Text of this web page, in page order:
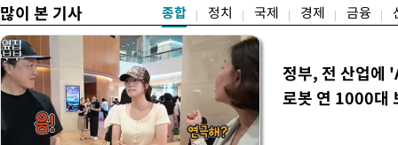
많이 본 기사 종합 정치 국제 경제 금융
정부, 전 산업
로봇 연 1000대